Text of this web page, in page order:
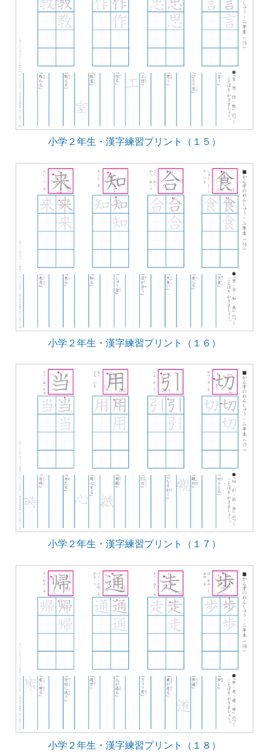
小学２年生・漢字練習プリント（１５）
小学２年生・漢字練習プリント（１６）
小学２年生・漢字練習プリント（１７）
小学２年生・漢字練習プリント（１８）